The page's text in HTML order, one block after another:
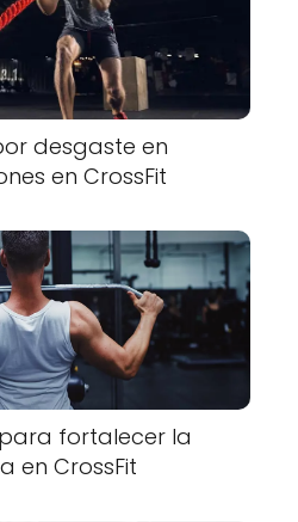
desgaste en
en CrossFit
fortalecer la
en CrossFit